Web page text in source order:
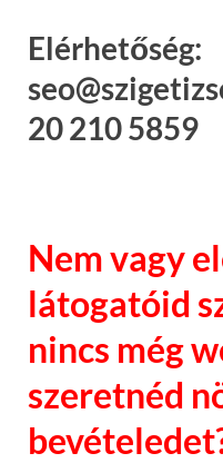
Elérhetőség:
20 210 5859
Nem vagy
látogatóid
nincs még
szeretnéd